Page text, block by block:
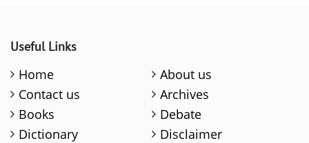
Useful Links
Home
About us
Contact us
Archives
Books
Debate
Dictionary
Disclaimer